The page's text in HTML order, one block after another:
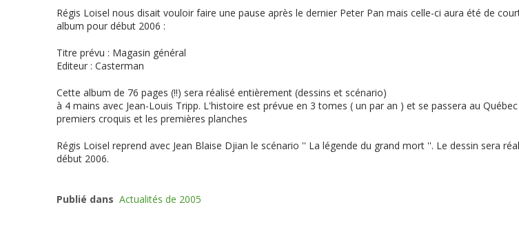
Régis Loisel nous disait vouloir faire une pause après le dernier Peter Pan mais celle-ci aura été de
album pour début 2006 :
Titre prévu : Magasin général
Editeur : Casterman
Cette album de 76 pages (!!) sera réalisé entièrement (dessins et scénario)
à 4 mains avec Jean-Louis Tripp. L'histoire est prévue en 3 tomes ( un par an ) et se passera au
premiers croquis et les premières planches
Régis Loisel reprend avec Jean Blaise Djian le scénario '' La légende du grand mort ''. Le dessin sera
début 2006.
Publié dans Actualités de 2005